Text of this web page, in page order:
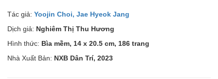
Tác giả: Yoojin Choi, Jae Hyeok Jang
Dịch giả: Nghiêm Thị Thu Hương
Hình thức: Bìa mềm, 14 x 20.5 cm, 186 trang
Nhà Xuất Bản: NXB Dân Trí, 2023